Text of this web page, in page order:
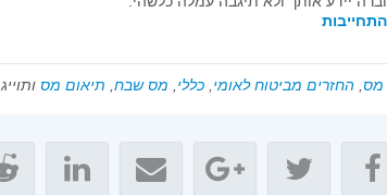
מס, החזרים מביטוח לאומי,כללי, מס שבח, תיאום מס ותוייג